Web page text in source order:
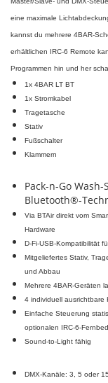
eine maximale
kannst du mehrere 4BAR-
erhältlichen IRC-6 Remote
Programmen hin und her
1x 4BAR LT BT
1x Stromkabel
Tragetasche
Stativ
Fußschalter
Klammern
Pack-n-Go
Bluetooth®-
Via BTAir direkt vom
Hardware
D-Fi-USB-Kompatibilität
Mitgeliefertes Stativ,
und Abbau
Mehrere 4BAR-Geräten
4 individuell ausrichtbare
Einfache Steuerung
optionalen IRC-6-
Sound-to-Light fähig
DMX-Kanäle: 3, 5 oder 15